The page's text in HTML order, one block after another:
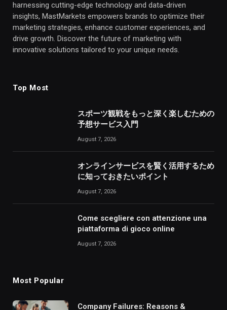
harnessing cutting-edge technology and data-driven
insights, MastMarkets empowers brands to optimize their
marketing strategies, enhance customer experiences, and
drive growth. Discover the future of marketing with
innovative solutions tailored to your unique needs.
Top Most
スポーツ観戦をもっと深く楽しむための
予想サービス入門
August 7, 2026
オンラインサービスを賢く活用するため
に知っておきたいポイント
August 7, 2026
Come scegliere con attenzione una
piattaforma di gioco online
August 7, 2026
Most Popular
Company Failures: Reasons &